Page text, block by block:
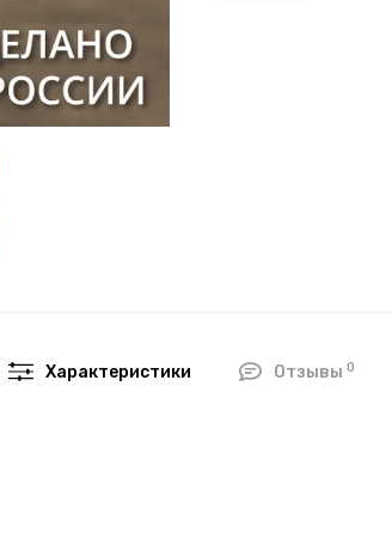
Характеристики Отзывы 0